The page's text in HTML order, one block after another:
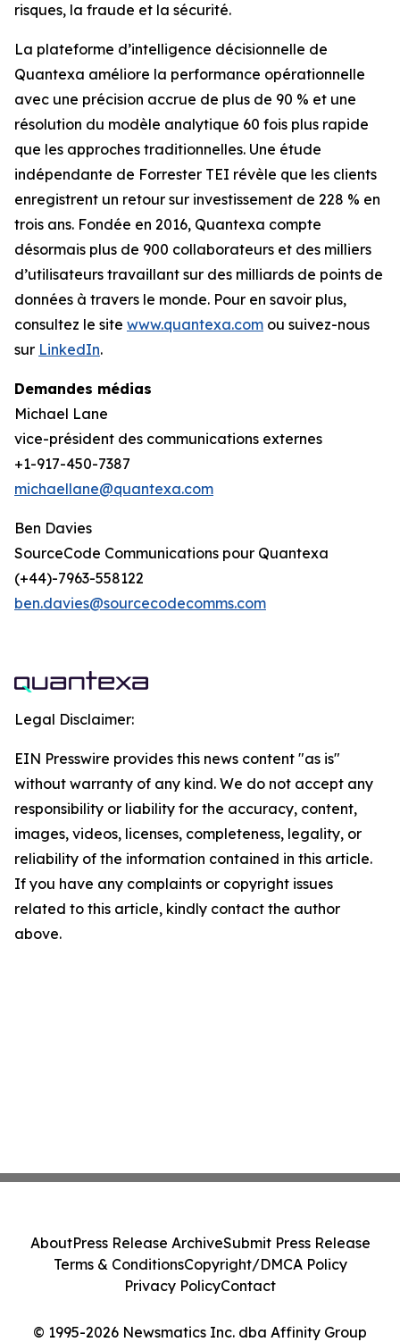
risques, la fraude et la sécurité.
La plateforme d’intelligence décisionnelle de
Quantexa améliore la performance opérationnelle
avec une précision accrue de plus de 90 % et une
résolution du modèle analytique 60 fois plus rapide
que les approches traditionnelles. Une étude
indépendante de Forrester TEI révèle que les clients
enregistrent un retour sur investissement de 228 % en
trois ans. Fondée en 2016, Quantexa compte
désormais plus de 900 collaborateurs et des milliers
d’utilisateurs travaillant sur des milliards de points de
données à travers le monde. Pour en savoir plus,
consultez le site www.quantexa.com ou suivez-nous
sur LinkedIn.
Demandes médias
Michael Lane
vice-président des communications externes
+1-917-450-7387
michaellane@quantexa.com
Ben Davies
SourceCode Communications pour Quantexa
(+44)-7963-558122
ben.davies@sourcecodecomms.com
Legal Disclaimer:
EIN Presswire provides this news content "as is"
without warranty of any kind. We do not accept any
responsibility or liability for the accuracy, content,
images, videos, licenses, completeness, legality, or
reliability of the information contained in this article.
If you have any complaints or copyright issues
related to this article, kindly contact the author
above.
© 1995-2026 Newsmatics Inc. dba Affinity Group
AboutPress Release ArchiveSubmit Press Release
Terms & ConditionsCopyright/DMCA Policy
Privacy PolicyContact